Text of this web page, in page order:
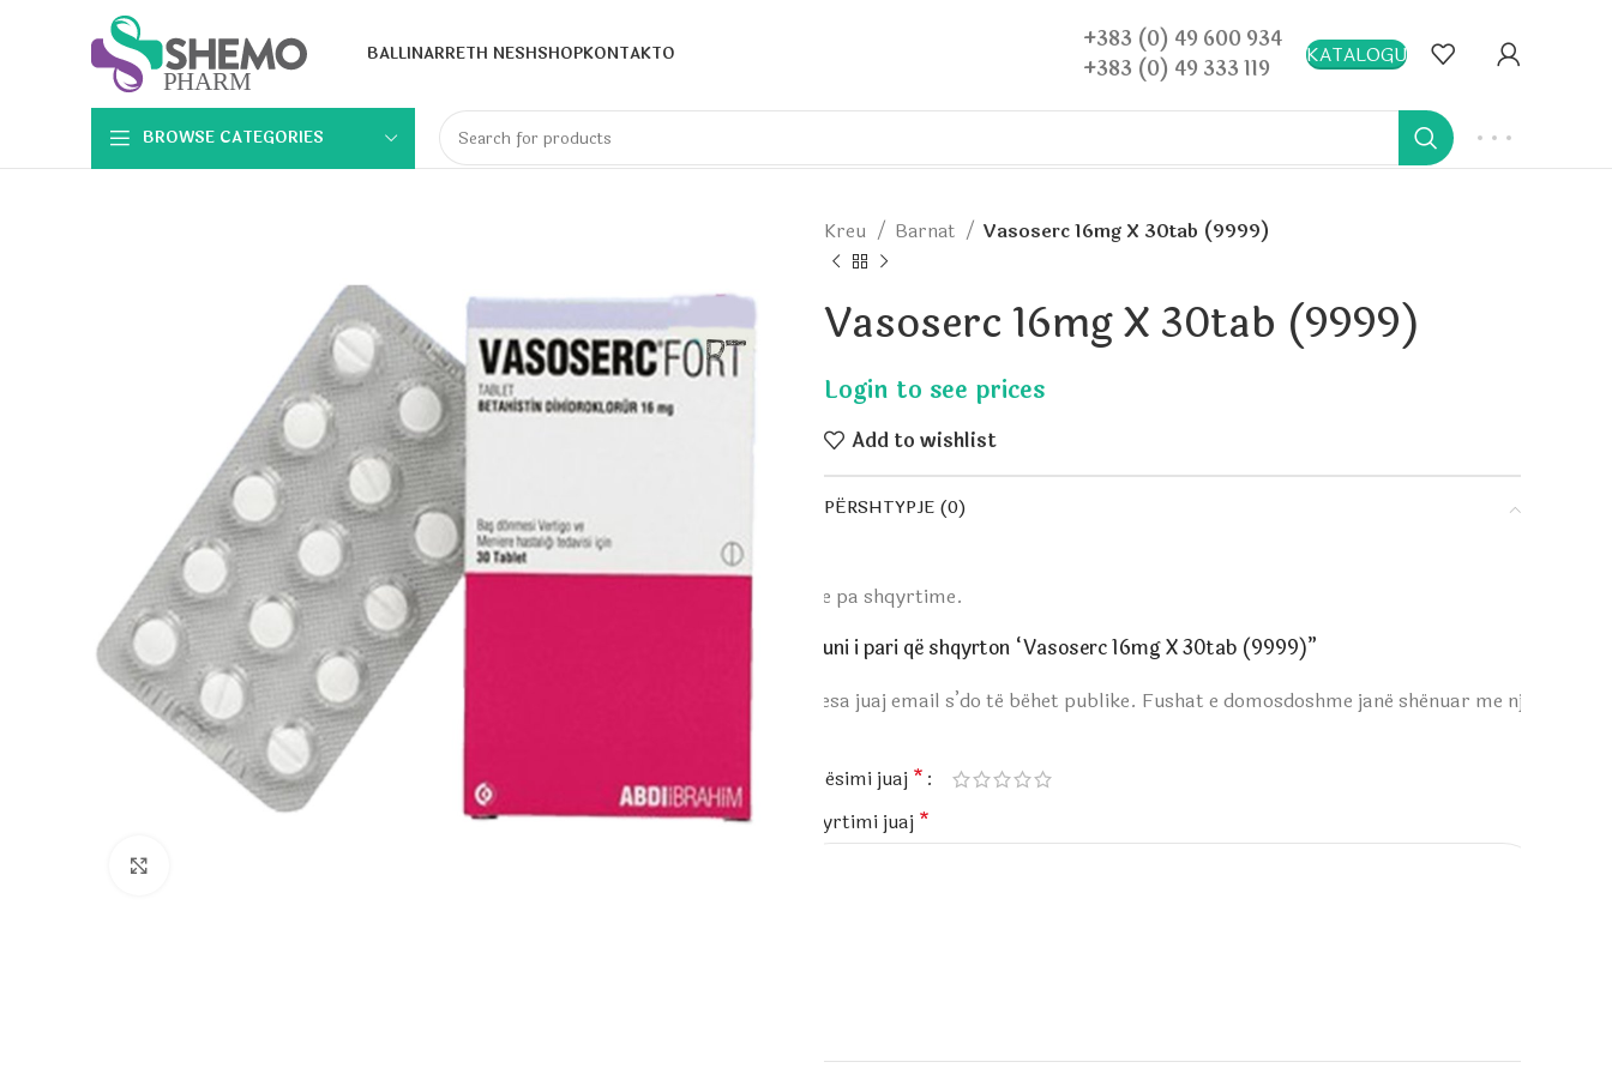
BALLINARRETH NESHSHOPKONTAKTO
+383 (0) 49 600 934
+383 (0) 49 333 119
KATALOGU
BROWSE CATEGORIES
Kreu Barnat Vasoserc 16mg X 30tab (9999)
Vasoserc 16mg X 30tab (9999)
Add to wishlist
PËRSHTYPJE (0)
Ende pa shqyrtime.
Bëhuni i pari që shqyrton “Vasoserc 16mg X 30tab (9999)”
Adresa juaj email s’do të bëhet publike. Fushat e domosdoshme janë shënuar me një
Vlerësimi juaj *
Shqyrtimi juaj *